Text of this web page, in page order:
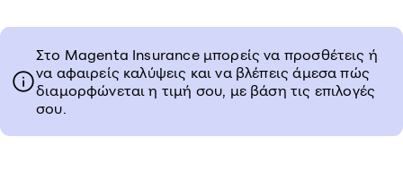
Στο Magenta Insurance μπορείς να προσθέτεις ή
να αφαιρείς καλύψεις και να βλέπεις άμεσα πώς
διαμορφώνεται η τιμή σου, με βάση τις επιλογές
σου.